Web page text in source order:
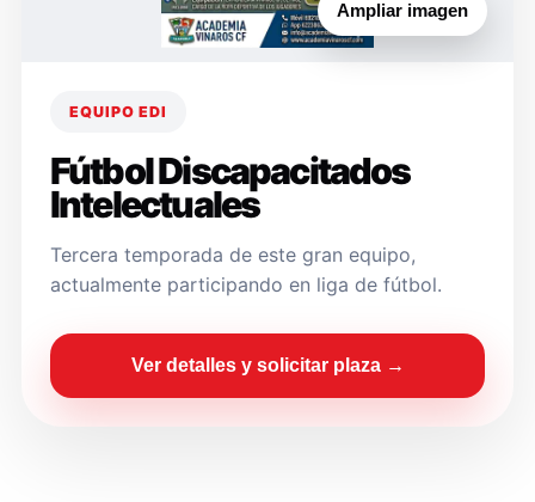
Ampliar imagen
EQUIPO EDI
Fútbol Discapacitados
Intelectuales
Tercera temporada de este gran equipo,
actualmente participando en liga de fútbol.
Ver detalles y solicitar plaza →